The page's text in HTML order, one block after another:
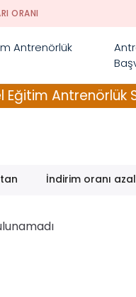
ORANI
Antrenörlük
Antrenörlük
İndirim oranı